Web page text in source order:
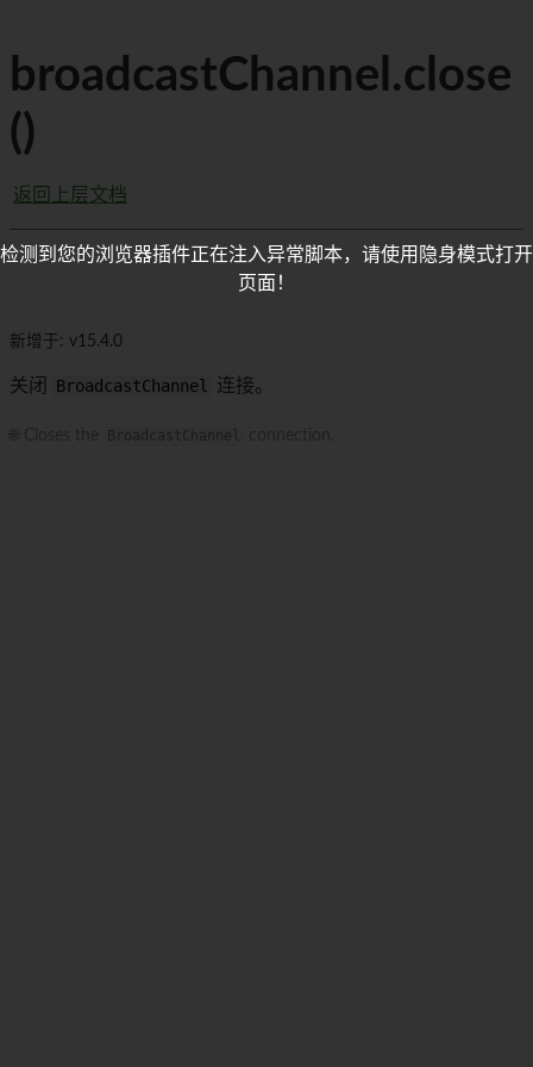
broadcastChannel.close
()
返回上层文档
新增于: v15.4.0
关闭 BroadcastChannel 连接。
检测到您的浏览器插件正在注入异常脚本，请使用隐身模式打开
页面！